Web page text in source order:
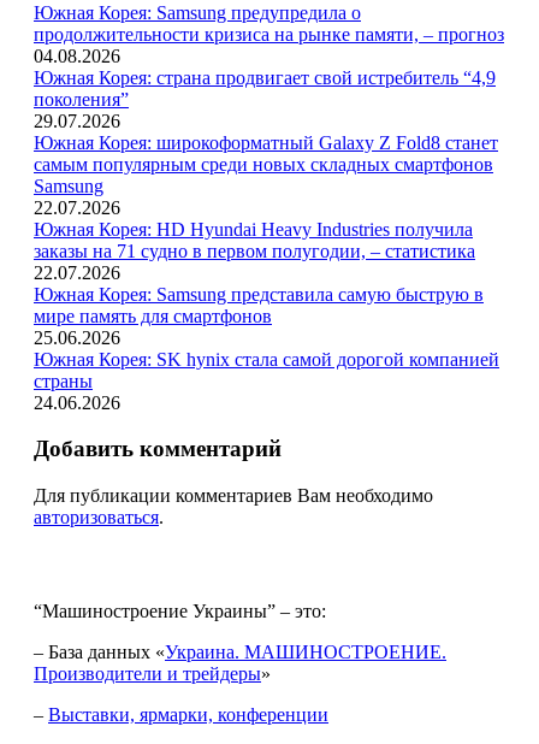
Южная Корея: Samsung предупредила о
продолжительности кризиса на рынке памяти, – прогноз
04.08.2026
Южная Корея: страна продвигает свой истребитель “4,9
поколения”
29.07.2026
Южная Корея: широкоформатный Galaxy Z Fold8 станет
самым популярным среди новых складных смартфонов
Samsung
22.07.2026
Южная Корея: HD Hyundai Heavy Industries получила
заказы на 71 судно в первом полугодии, – статистика
22.07.2026
Южная Корея: Samsung представила самую быструю в
мире память для смартфонов
25.06.2026
Южная Корея: SK hynix стала самой дорогой компанией
страны
24.06.2026
Добавить комментарий
Для публикации комментариев Вам необходимо
авторизоваться.
“Машиностроение Украины” – это:
– База данных «Украина. МАШИНОСТРОЕНИЕ.
Производители и трейдеры»
– Выставки, ярмарки, конференции